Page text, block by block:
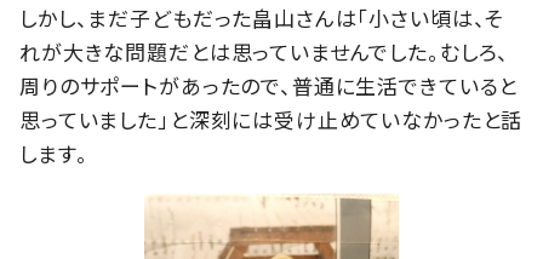
しかし、まだ子どもだった畠山さんは「小さい頃は、そ
れが大きな問題だとは思っていませんでした。むしろ、
周りのサポートがあったので、普通に生活できていると
思っていました」と深刻には受け止めていなかったと話
します。